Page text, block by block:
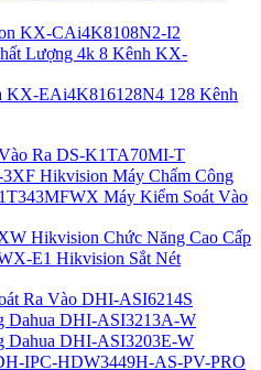
KX-CAi4K8108N2-I2
Lượng 4k 8 Kênh KX-
KX-EAi4K816128N4 128 Kênh
Ra DS-K1TA70MI-T
Hikvision Máy Chấm Công
Máy Kiểm Soát Vào
Hikvision Chức Năng Cao Cấp
E1 Hikvision Sắt Nét
Ra Vào DHI-ASI6214S
Dahua DHI-ASI3213A-W
Dahua DHI-ASI3203E-W
IPC-HDW3449H-AS-PV-PRO